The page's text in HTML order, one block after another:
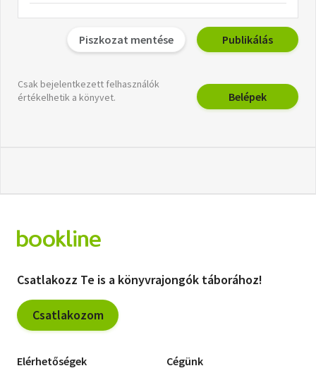
Piszkozat mentése Publikálás
Csak bejelentkezett felhasználók
értékelhetik a könyvet.
Belépek
Csatlakozz Te is a könyvrajongók táborához!
Csatlakozom
Elérhetőségek Cégünk